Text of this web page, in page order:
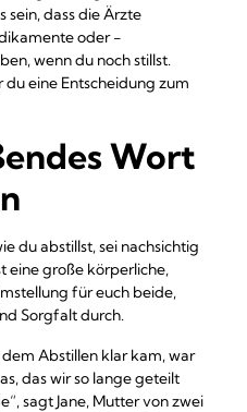
sein, dass die Ärzte
oder -
wenn du noch stillst.
eine Entscheidung zum
Wort
du abstillst, sei nachsichtig
eine große körperliche,
für euch beide,
Sorgfalt durch.
Abstillen klar kam, war
das wir so lange geteilt
sagt Jane, Mutter von zwei